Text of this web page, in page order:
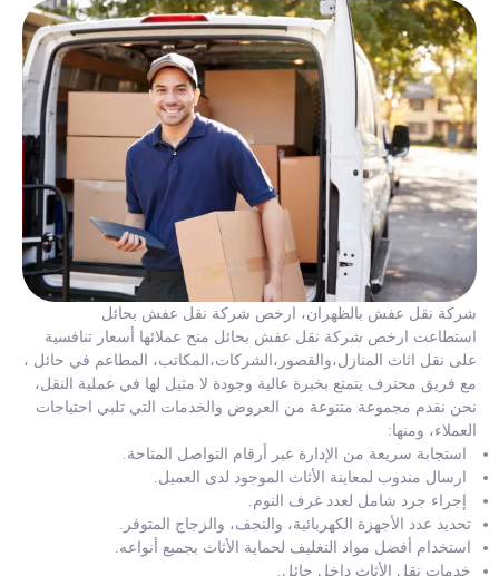
شركة نقل عفش بالظهران، ارخص شركة نقل عفش بحائل
استطاعت ارخص شركة نقل عفش بحائل منح عملائها أسعار تنافسية
على نقل اثاث المنازل،والقصور،الشركات،المكاتب، المطاعم في حائل ،
مع فريق محترف يتمتع بخبرة عالية وجودة لا مثيل لها في عملية النقل،
نحن نقدم مجموعة متنوعة من العروض والخدمات التي تلبي احتياجات
العملاء، ومنها:
استجابة سريعة من الإدارة عبر أرقام التواصل المتاحة.
ارسال مندوب لمعاينة الأثاث الموجود لدى العميل.
إجراء جرد شامل لعدد غرف النوم.
تحديد عدد الأجهزة الكهربائية، والنجف، والزجاج المتوفر.
استخدام أفضل مواد التغليف لحماية الأثاث بجميع أنواعه.
خدمات نقل الأثاث داخل حائل.